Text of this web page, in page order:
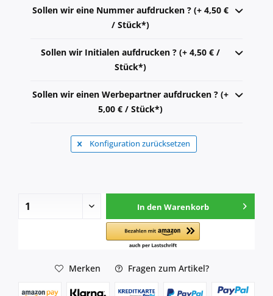
Sollen wir eine Nummer aufdrucken ? (+ 4,50 €
/ Stück*)
Sollen wir Initialen aufdrucken ? (+ 4,50 € /
Stück*)
Sollen wir einen Werbepartner aufdrucken ? (+
5,00 € / Stück*)
Konfiguration zurücksetzen
In den Warenkorb
Merken Fragen zum Artikel?